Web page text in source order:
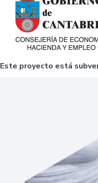
Este proyecto está